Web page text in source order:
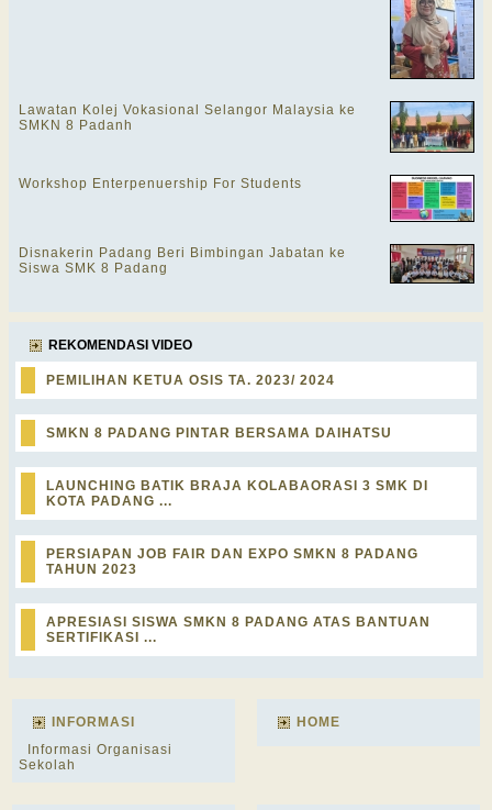
Lawatan Kolej Vokasional Selangor Malaysia ke
SMKN 8 Padanh
Workshop Enterpenuership For Students
Disnakerin Padang Beri Bimbingan Jabatan ke
Siswa SMK 8 Padang
REKOMENDASI VIDEO
PEMILIHAN KETUA OSIS TA. 2023/ 2024
SMKN 8 PADANG PINTAR BERSAMA DAIHATSU
LAUNCHING BATIK BRAJA KOLABAORASI 3 SMK DI
KOTA PADANG ...
PERSIAPAN JOB FAIR DAN EXPO SMKN 8 PADANG
TAHUN 2023
APRESIASI SISWA SMKN 8 PADANG ATAS BANTUAN
SERTIFIKASI ...
INFORMASI
Informasi Organisasi
Sekolah
HOME